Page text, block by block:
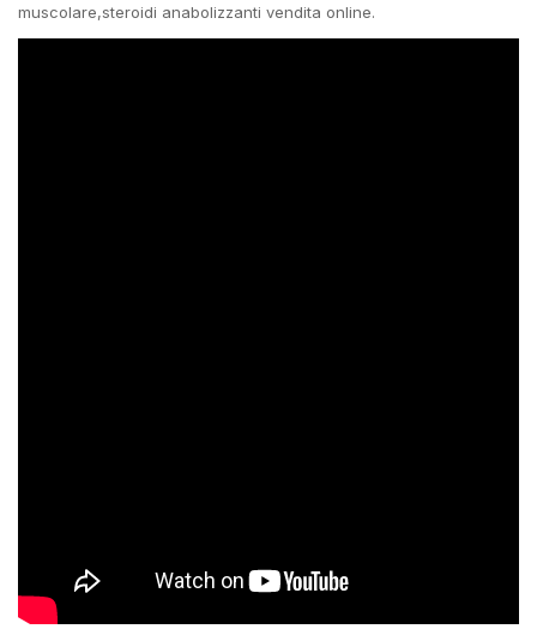
muscolare,steroidi anabolizzanti vendita online.